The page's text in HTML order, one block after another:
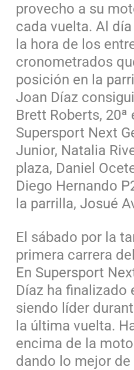
provecho a su
cada vuelta. Al
la hora de los
cronometrados
posición en la
Joan Díaz
Brett Roberts,
Supersport Next
Junior, Natalia
plaza, Daniel
Diego Hernando
la parrilla, Josué
El sábado por la
primera carrera
En Supersport
Díaz ha finalizado
siendo líder
la última vuelta.
encima de la
dando lo mejor